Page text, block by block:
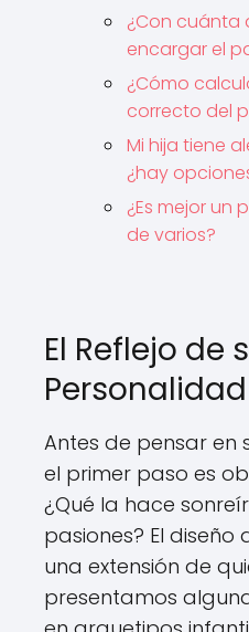
¿Con cuánta
encargar el
¿Cómo
correcto del
Mi hija tiene
¿hay
¿Es mejor un
de varios?
El Reflejo de
Antes de pensar en
el primer paso es
¿Qué la hace
pasiones? El
una extensión de
presentamos